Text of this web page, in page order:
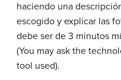
haciendo una
escogido y explicar las
debe ser de 3 minutos
(You may ask the
tool used).